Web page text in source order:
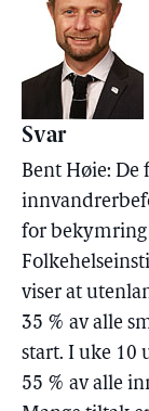
Svar
Bent Høie: De
for bekymring
viser at
35 % av alle
start. I uke 10
55 % av alle